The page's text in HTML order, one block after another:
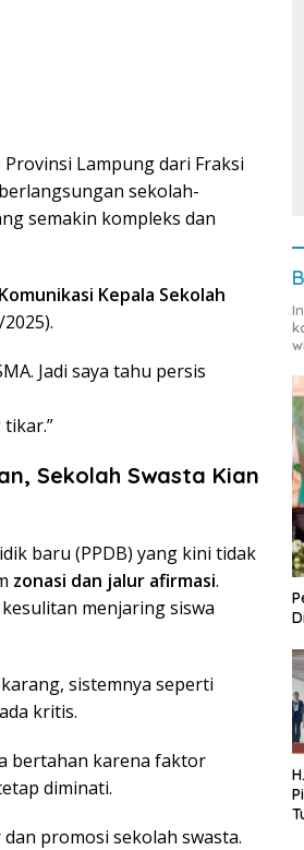
Provinsi Lampung dari Fraksi
sekolah-
semakin kompleks dan
Kepala Sekolah
Jadi saya tahu persis
Sekolah Swasta Kian
baru (PPDB) yang kini tidak
zonasi dan jalur afirmasi.
menjaring siswa
sistemnya seperti
kritis.
bertahan karena faktor
diminati.
promosi sekolah swasta.